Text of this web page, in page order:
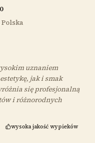
Polska
uznaniem
jak i smak
się profesjonalną
i różnorodnych
wysoka jakość wypieków